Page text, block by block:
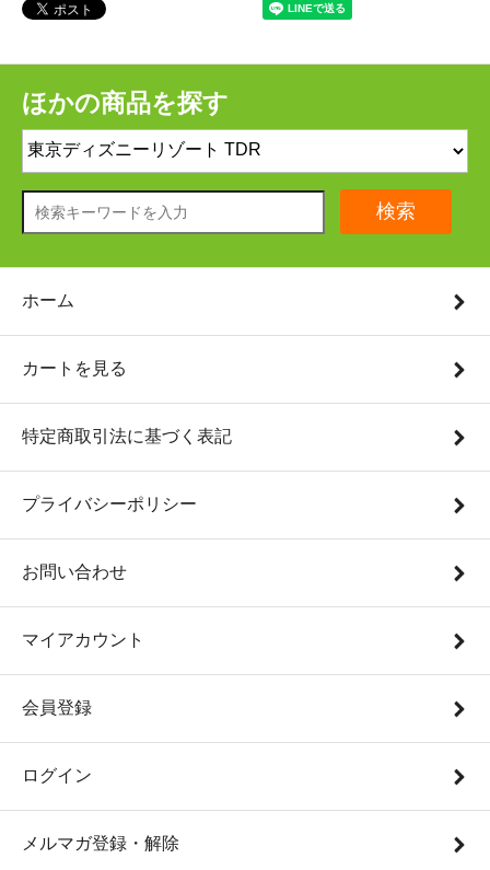
ほかの商品を探す
検索
ホーム
カートを見る
特定商取引法に基づく表記
プライバシーポリシー
お問い合わせ
マイアカウント
会員登録
ログイン
メルマガ登録・解除